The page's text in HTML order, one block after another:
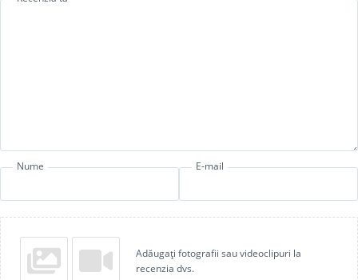
Nume E-mail
Adăugați fotografii sau videoclipuri la
recenzia dvs.